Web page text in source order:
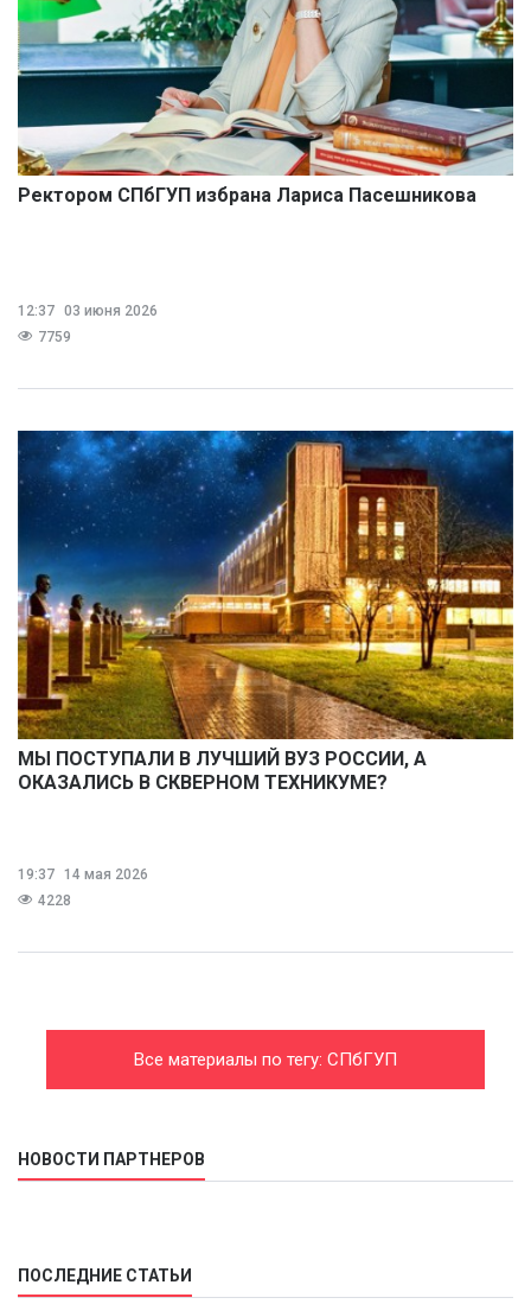
Ректором СПбГУП избрана Лариса Пасешникова
12:37 03 июня 2026
7759
МЫ ПОСТУПАЛИ В ЛУЧШИЙ ВУЗ РОССИИ, А
ОКАЗАЛИСЬ В СКВЕРНОМ ТЕХНИКУМЕ?
19:37 14 мая 2026
4228
Все материалы по тегу: СПбГУП
НОВОСТИ ПАРТНЕРОВ
ПОСЛЕДНИЕ СТАТЬИ